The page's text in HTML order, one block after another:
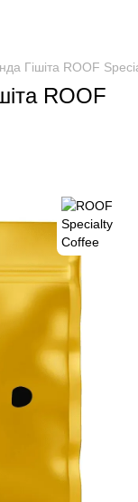
Гішіта ROOF
ROOF